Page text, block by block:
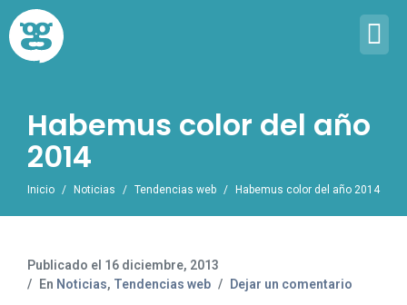
Habemus color del año
2014
Inicio Noticias Tendencias web Habemus color del año 2014
Publicado el 16 diciembre, 2013
En Noticias, Tendencias web Dejar un comentario